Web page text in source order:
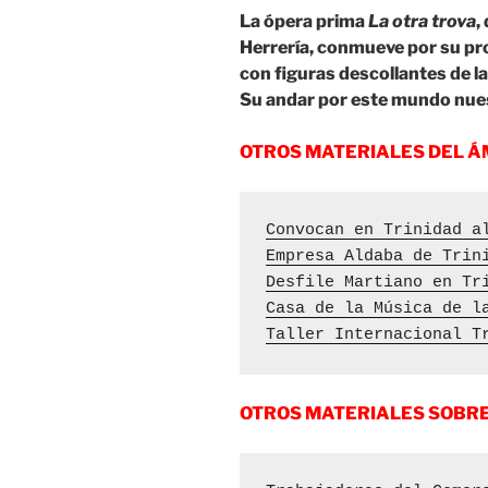
La ópera primaLa otra trova,
Herrería, conmueve por su
con figuras descollantes de
Su andar por este mundo
OTROS MATERIALES DEL
Convocan en Trinidad
Empresa Aldaba de
Desfile Martiano en
Casa de la Música de
Taller Internacional
OTROS MATERIALES